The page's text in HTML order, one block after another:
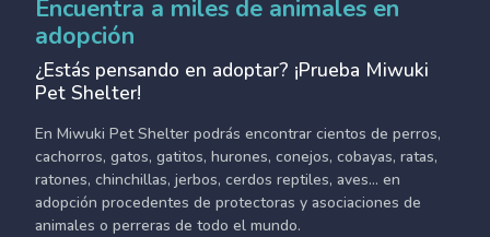
Encuentra a miles de animales en
adopción
¿Estás pensando en adoptar? ¡Prueba Miwuki
Pet Shelter!
En Miwuki Pet Shelter podrás encontrar cientos de perros,
cachorros, gatos, gatitos, hurones, conejos, cobayas, ratas,
ratones, chinchillas, jerbos, cerdos reptiles, aves... en
adopción procedentes de protectoras y asociaciones de
animales o perreras de todo el mundo.